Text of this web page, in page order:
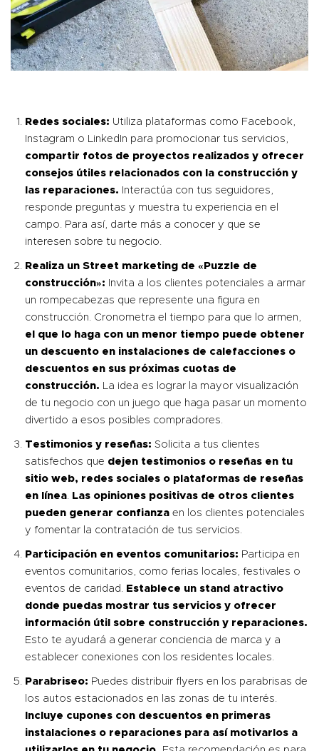
Redes sociales: Utiliza plataformas como Facebook,
Instagram o LinkedIn para promocionar tus servicios,
compartir fotos de proyectos realizados y ofrecer
consejos útiles relacionados con la construcción y
las reparaciones. Interactúa con tus seguidores,
responde preguntas y muestra tu experiencia en el
campo. Para así, darte más a conocer y que se
interesen sobre tu negocio.
Realiza un Street marketing de «Puzzle de
construcción»: Invita a los clientes potenciales a armar
un rompecabezas que represente una figura en
construcción. Cronometra el tiempo para que lo armen,
el que lo haga con un menor tiempo puede obtener
un descuento en instalaciones de calefacciones o
descuentos en sus próximas cuotas de
construcción. La idea es lograr la mayor visualización
de tu negocio con un juego que haga pasar un momento
divertido a esos posibles compradores.
Testimonios y reseñas: Solicita a tus clientes
satisfechos que dejen testimonios o reseñas en tu
sitio web, redes sociales o plataformas de reseñas
en línea
Las opiniones positivas de otros clientes
pueden generar confianza en los clientes potenciales
y fomentar la contratación de tus servicios.
Participación en eventos comunitarios: Participa en
eventos comunitarios, como ferias locales, festivales o
eventos de caridad.
Establece un stand atractivo
donde puedas mostrar tus servicios y ofrecer
información útil sobre construcción y reparaciones.
Esto te ayudará a generar conciencia de marca y a
establecer conexiones con los residentes locales.
Parabriseo: Puedes distribuir flyers en los parabrisas de
los autos estacionados en las zonas de tu interés.
Incluye cupones con descuentos en primeras
instalaciones o reparaciones para así motivarlos a